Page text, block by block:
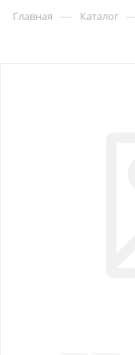
Главная — Каталог